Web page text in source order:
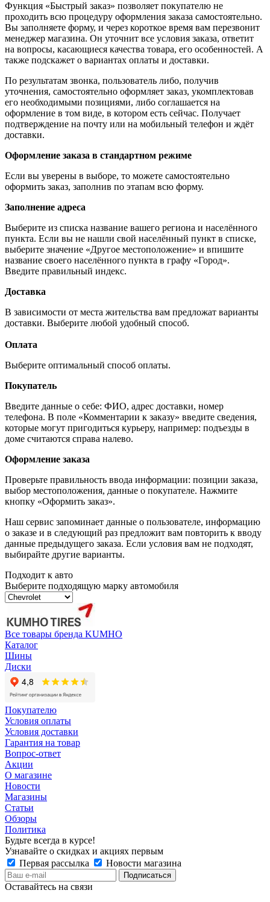
Функция «Быстрый заказ» позволяет покупателю не
проходить всю процедуру оформления заказа самостоятельно.
Вы заполняете форму, и через короткое время вам перезвонит
менеджер магазина. Он уточнит все условия заказа, ответит
на вопросы, касающиеся качества товара, его особенностей. А
также подскажет о вариантах оплаты и доставки.
По результатам звонка, пользователь либо, получив
уточнения, самостоятельно оформляет заказ, укомплектовав
его необходимыми позициями, либо соглашается на
оформление в том виде, в котором есть сейчас. Получает
подтверждение на почту или на мобильный телефон и ждёт
доставки.
Оформление заказа в стандартном режиме
Если вы уверены в выборе, то можете самостоятельно
оформить заказ, заполнив по этапам всю форму.
Заполнение адреса
Выберите из списка название вашего региона и населённого
пункта. Если вы не нашли свой населённый пункт в списке,
выберите значение «Другое местоположение» и впишите
название своего населённого пункта в графу «Город».
Введите правильный индекс.
Доставка
В зависимости от места жительства вам предложат варианты
доставки. Выберите любой удобный способ.
Оплата
Выберите оптимальный способ оплаты.
Покупатель
Введите данные о себе: ФИО, адрес доставки, номер
телефона. В поле «Комментарии к заказу» введите сведения,
которые могут пригодиться курьеру, например: подъезды в
доме считаются справа налево.
Оформление заказа
Проверьте правильность ввода информации: позиции заказа,
выбор местоположения, данные о покупателе. Нажмите
кнопку «Оформить заказ».
Наш сервис запоминает данные о пользователе, информацию
о заказе и в следующий раз предложит вам повторить к вводу
данные предыдущего заказа. Если условия вам не подходят,
выбирайте другие варианты.
Подходит к авто
Выберите подходящую марку автомобиля
Все товары бренда KUMHO
Каталог
Шины
Диски
Покупателю
Условия оплаты
Условия доставки
Гарантия на товар
Вопрос-ответ
Акции
О магазине
Новости
Магазины
Статьи
Обзоры
Политика
Будьте всегда в курсе!
Узнавайте о скидках и акциях первым
Первая рассылка
Новости магазина
Оставайтесь на связи